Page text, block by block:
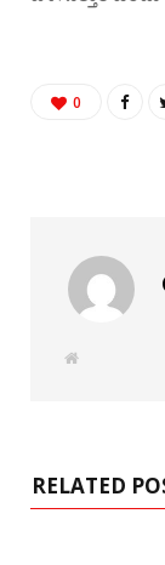
0
W
RELATED